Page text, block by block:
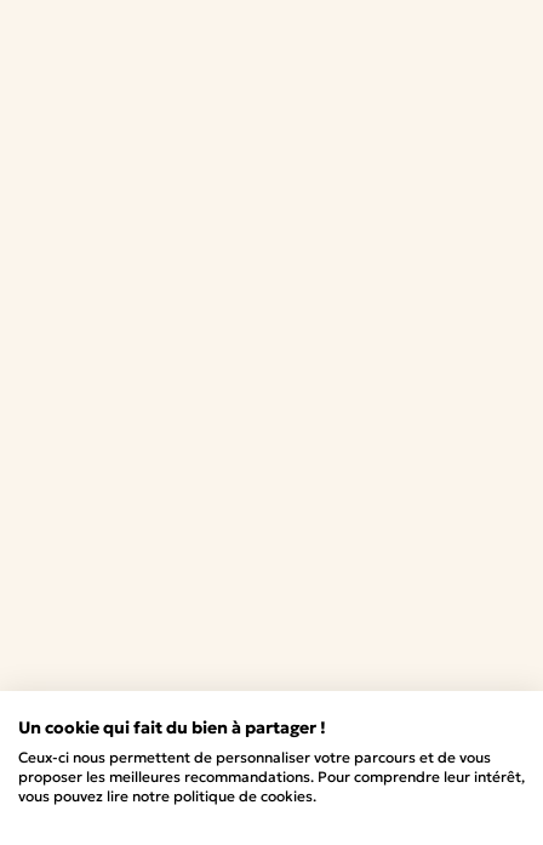
Un cookie qui fait du bien à partager !
Ceux-ci nous permettent de personnaliser votre parcours et de vous
proposer les meilleures recommandations. Pour comprendre leur intérêt,
vous pouvez lire notre politique de cookies.